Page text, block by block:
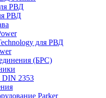
РВД
РВД
для РВД
(БРС)
DIN 2353
Parker